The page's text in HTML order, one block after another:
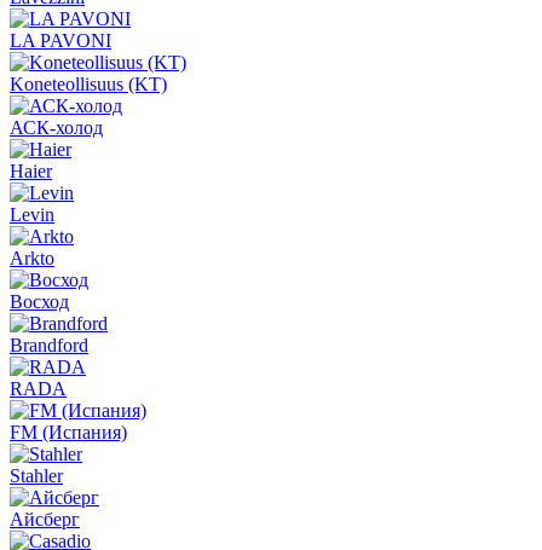
LA PAVONI
Koneteollisuus (KT)
АСК-холод
Haier
Levin
Arkto
Восход
Brandford
RADA
FM (Испания)
Stahler
Айсберг